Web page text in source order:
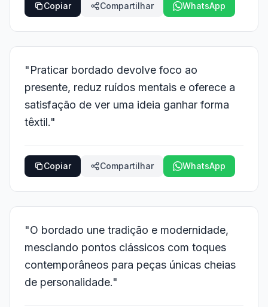
Copiar Compartilhar WhatsApp
"Praticar bordado devolve foco ao
presente, reduz ruídos mentais e oferece a
satisfação de ver uma ideia ganhar forma
têxtil."
Copiar Compartilhar WhatsApp
"O bordado une tradição e modernidade,
mesclando pontos clássicos com toques
contemporâneos para peças únicas cheias
de personalidade."